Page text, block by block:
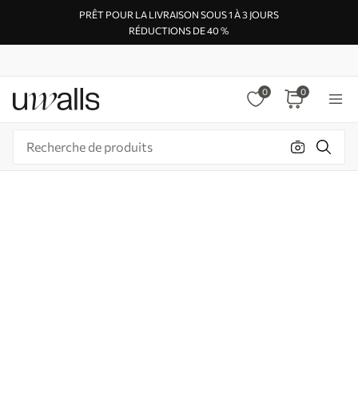
PRÊT POUR LA LIVRAISON SOUS 1 À 3 JOURS
RÉDUCTIONS DE 40 %
0 0